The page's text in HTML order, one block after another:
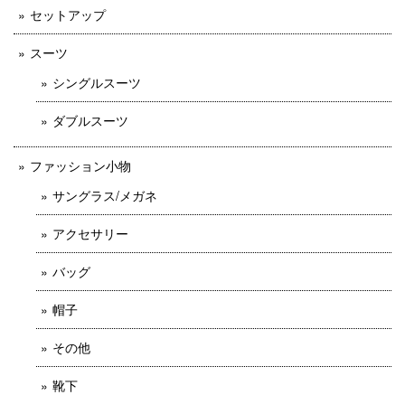
セットアップ
スーツ
シングルスーツ
ダブルスーツ
ファッション小物
サングラス/メガネ
アクセサリー
バッグ
帽子
その他
靴下